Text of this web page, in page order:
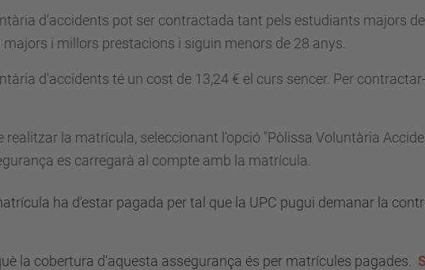
d'accidents pot ser contractada tant pels estudiants majors
i millors prestacions i siguin menors de 28 anys.
d'accidents té un cost de 13,24 € el curs sencer. Per
realitzar la matrícula, seleccionant l'opció "Pòlissa Voluntària
es carregarà al compte amb la matrícula.
ha d'estar pagada per tal que la UPC pugui demanar la
la cobertura d'aquesta assegurança és per matrícules pagades.